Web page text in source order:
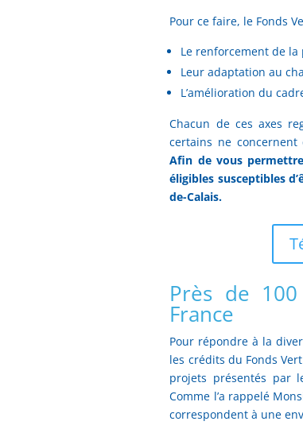
Pour ce faire, le Fonds
Le renforcement de
Leur adaptation au
L’amélioration du
Chacun de ces axes
certains ne
Afin de vous permettre
éligibles susceptibles
de-Calais.
Près de
France
Pour répondre à la
les crédits du Fonds
projets présentés par
Comme l’a rappelé
correspondent à une